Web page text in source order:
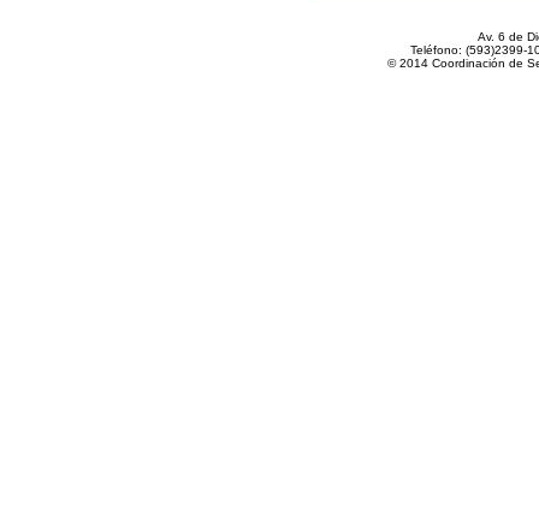
Av. 6 de
Teléfono: (593)2399-
© 2014 Coordinación de